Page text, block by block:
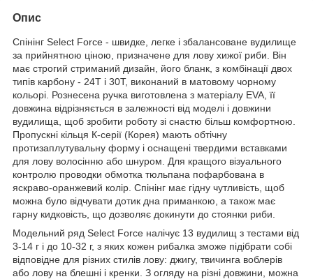
Опис
Спінінг Select Force - швидке, легке і збалансоване вудилище
за прийнятною ціною, призначене для лову хижої риби. Він
має строгий стриманий дизайн, його бланк, з комбінації двох
типів карбону - 24Т і 30Т, виконаний в матовому чорному
кольорі. Рознесена ручка виготовлена з матеріалу EVA, її
довжина відрізняється в залежності від моделі і довжини
вудилища, щоб зробити роботу зі снастю більш комфортною.
Пропускні кільця К-серії (Корея) мають обтічну
протизаплутувальну форму і оснащені твердими вставками
для лову волосінню або шнуром. Для кращого візуального
контролю проводки обмотка тюльпана пофарбована в
яскраво-оранжевий колір. Спінінг має гідну чутливість, щоб
можна було відчувати дотик дна приманкою, а також має
гарну кидковість, що дозволяє докинути до стоянки риби.
Модельний ряд Select Force налічує 13 вудилищ з тестами від
3-14 г і до 10-32 г, з яких кожен рибалка зможе підібрати собі
відповідне для різних стилів лову: джигу, твичинга воблерів
або лову на блешні і кренки. З огляду на різні довжини, можна